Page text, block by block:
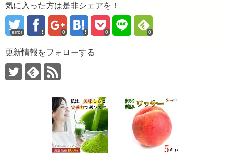
気に入った方は是非シェアを！
error 0 0 0
更新情報をフォローする